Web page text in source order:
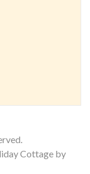
Cottage by